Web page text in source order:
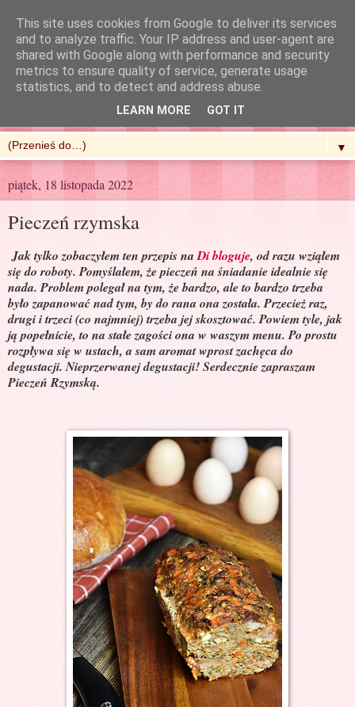
R'n'G Kitchen
▼
piątek, 18 listopada 2022
Pieczeń rzymska
Jak tylko zobaczyłem ten przepis naDi bloguje, od razu wziąłem
się do roboty. Pomyślałem, że pieczeń na śniadanie idealnie się
nada. Problem polegał na tym, że bardzo, ale to bardzo trzeba
było zapanować nad tym, by do rana ona została. Przecież raz,
drugi i trzeci (co najmniej) trzeba jej skosztować. Powiem tyle, jak
ją popełnicie, to na stałe zagości ona w waszym menu. Po prostu
rozpływa się w ustach, a sam aromat wprost zachęca do
degustacji. Nieprzerwanej degustacji! Serdecznie zapraszam
Pieczeń Rzymską.
This site uses cookies from Google to deliver its services
and to analyze traffic. Your IP address and user-agent are
shared with Google along with performance and security
metrics to ensure quality of service, generate usage
statistics, and to detect and address abuse.
LEARN MORE GOT IT